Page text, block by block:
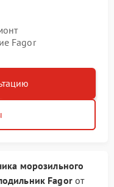
Fagor
морозильного
Fagorот